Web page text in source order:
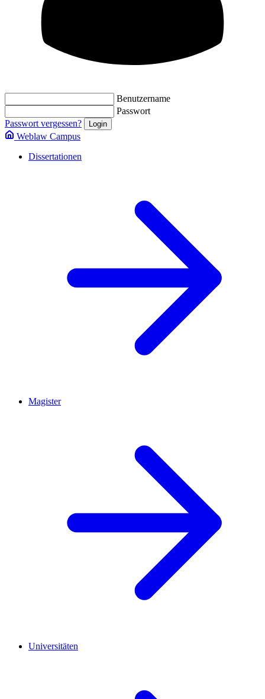
Benutzername
Passwort
Passwort vergessen?
Weblaw Campus
Dissertationen
Magister
Universitäten